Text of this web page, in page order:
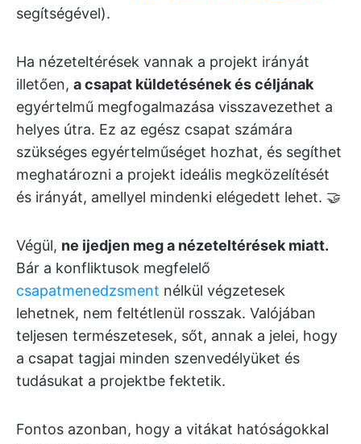
segítségével).
Ha nézeteltérések vannak a projekt irányát
illetően, a csapat küldetésének és céljának
egyértelmű megfogalmazása visszavezethet a
helyes útra. Ez az egész csapat számára
szükséges egyértelműséget hozhat, és segíthet
meghatározni a projekt ideális megközelítését
és irányát, amellyel mindenki elégedett lehet. 🤝
Végül, ne ijedjen meg a nézeteltérések miatt.
Bár a konfliktusok megfelelő
csapatmenedzsment nélkül végzetesek
lehetnek, nem feltétlenül rosszak. Valójában
teljesen természetesek, sőt, annak a jelei, hogy
a csapat tagjai minden szenvedélyüket és
tudásukat a projektbe fektetik.
Fontos azonban, hogy a vitákat hatóságokkal